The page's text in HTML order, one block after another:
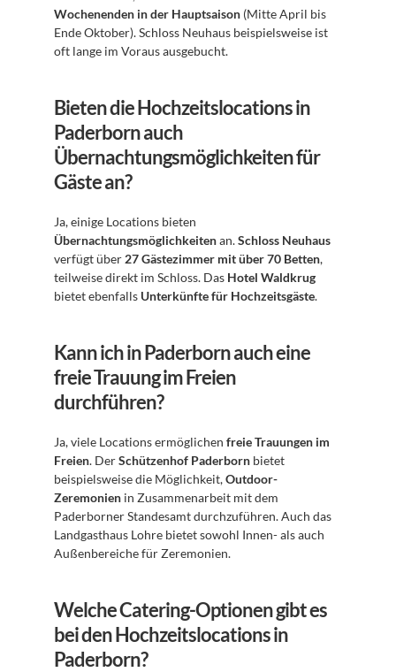
Wochenenden in der Hauptsaison (Mitte April bis
Ende Oktober). Schloss Neuhaus beispielsweise ist
oft lange im Voraus ausgebucht.
Bieten die Hochzeitslocations in
Paderborn auch
Übernachtungsmöglichkeiten für
Gäste an?
Übernachtungsmöglichkeiten an. Schloss Neuhaus
verfügt über 27 Gästezimmer mit über 70 Betten,
teilweise direkt im Schloss. Das Hotel Waldkrug
bietet ebenfalls Unterkünfte für Hochzeitsgäste.
Kann ich in Paderborn auch eine
freie Trauung im Freien
durchführen?
Ja, viele Locations ermöglichen freie Trauungen im
Freien. Der Schützenhof Paderborn bietet
beispielsweise die Möglichkeit, Outdoor-
Zeremonien in Zusammenarbeit mit dem
Paderborner Standesamt durchzuführen. Auch das
Landgasthaus Lohre bietet sowohl Innen- als auch
Außenbereiche für Zeremonien.
Welche Catering-Optionen gibt es
bei den Hochzeitslocations in
Paderborn?